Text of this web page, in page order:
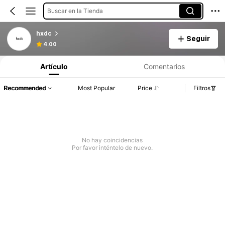
Buscar en la Tienda
hxdc
4.00
Seguir
Artículo Comentarios
Recommended Most Popular Price Filtros
No hay coincidencias
Por favor inténtelo de nuevo.